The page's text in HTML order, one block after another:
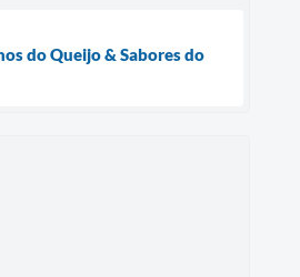
do Queijo & Sabores do